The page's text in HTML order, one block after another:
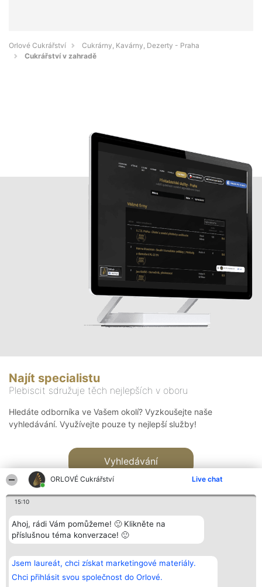
ORLOVÉ Cukrářství Live chat
15:10
Ahoj, rádi Vám pomůžeme! 🙂 Klikněte na
příslušnou téma konverzace! 🙂
Jsem laureát, chci získat marketingové materiály.
Chci přihlásit svou společnost do Orlové.
Orlové Cukrářství
Cukrárny, Kavárny, Dezerty - Praha
Cukrářství v zahradě
Najít specialistu
Plebiscit sdružuje těch nejlepších v oboru
Hledáte odborníka ve Vašem okolí? Vyzkoušejte naše
vyhledávání. Využívejte pouze ty nejlepší služby!
Vyhledávání
Bright Side Solutions sp. z o.
o. sp. k.
ul. Ruska 22
Wrocław 50-079
Vítězové
Seznam všech
laureátů
Zásady
Kontakt